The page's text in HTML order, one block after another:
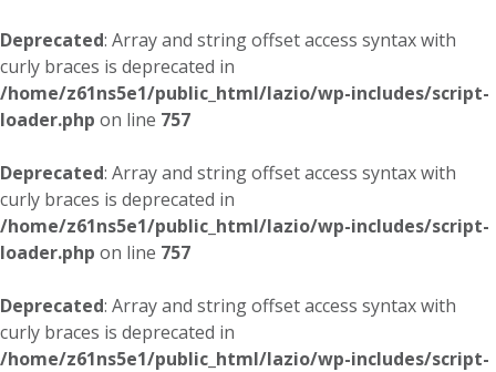
Deprecated: Array and string offset access syntax with
curly braces is deprecated in
/home/z61ns5e1/public_html/lazio/wp-includes/script-
loader.php on line 757
Deprecated: Array and string offset access syntax with
curly braces is deprecated in
/home/z61ns5e1/public_html/lazio/wp-includes/script-
loader.php on line 757
Deprecated: Array and string offset access syntax with
curly braces is deprecated in
/home/z61ns5e1/public_html/lazio/wp-includes/script-